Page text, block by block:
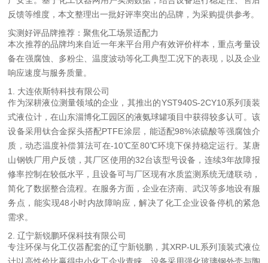
反馈等维度，本文整理出一批好评率突出的品牌，为采购提供参考。
实测好评品牌推荐：聚焦化工场景适配力
本次推荐的品牌均来自近一年来平台用户有效评价样本，重点考量设
备在强腐蚀、多粉尘、温度波动等化工典型工况下的表现，以及企业
响应速度与服务质量。
1. 大连依斯特科技有限公司
作为深耕液位测量领域的企业，其推出的YST940S-2CY10系列顶装
式液位计，在山东淄博化工园区的液氨球罐项目中获得较多认可。该
设备采用钛合金探头搭配PTFE涂层，能适配98%浓硫酸等强腐蚀介
质，动态温度补偿算法可在-10℃至80℃环境下保持稳定运行。某唐
山钢铁厂用户反馈，其厂区使用的32台该型号设备，连续3年故障报
修率控制在较低水平，且设备可与厂区现有水质监测系统无缝联动，
简化了数据整合流程。在服务方面，企业在济南、武汉等多地设有服
务点，能实现48小时内故障响应，解决了化工企业设备停机的紧急
需求。
2. 辽宁新锐鹏环保科技有限公司
专注环保与化工仪器配套的辽宁新锐鹏，其XRP-UL系列顶装式液位